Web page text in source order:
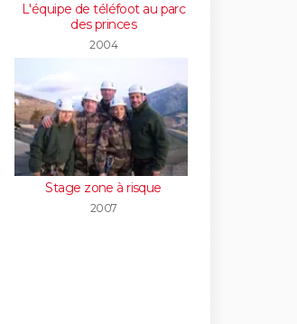
L'équipe de téléfoot au parc
des princes
2004
Stage zone à risque
2007